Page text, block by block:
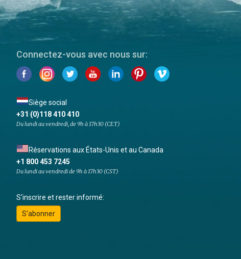
Connectez-vous avec nous sur:
Siège social
+31 (0)118 410 410
Du lundi au vendredi, de 9h à 17h30 (CET)
Réservations aux États-Unis et au Canada
+1 800 453 7245
Du lundi au vendredi de 9h à 17h30 (CST)
S'inscrire et rester informé:
S'abonner